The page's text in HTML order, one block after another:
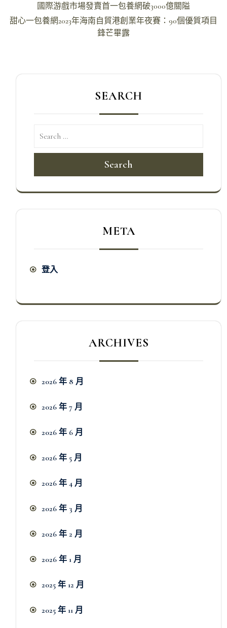
章
國際游戲市場發賣首一包養網破3000億關隘
甜心一包養網2023年海南自貿港創業年夜賽：90個優質項目
鋒芒畢露
SEARCH
Search
META
登入
ARCHIVES
2026 年 8 月
2026 年 7 月
2026 年 6 月
2026 年 5 月
2026 年 4 月
2026 年 3 月
2026 年 2 月
2026 年 1 月
2025 年 12 月
2025 年 11 月